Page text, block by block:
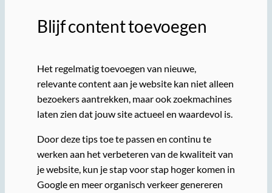
Blijf content toevoegen
Het regelmatig toevoegen van nieuwe,
relevante content aan je website kan niet alleen
bezoekers aantrekken, maar ook zoekmachines
laten zien dat jouw site actueel en waardevol is.
Door deze tips toe te passen en continu te
werken aan het verbeteren van de kwaliteit van
je website, kun je stap voor stap hoger komen in
Google en meer organisch verkeer genereren